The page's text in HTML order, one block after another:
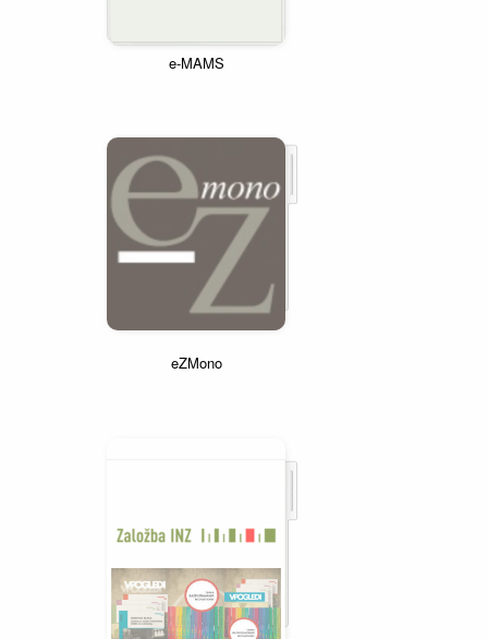
e-MAMS
eZMono